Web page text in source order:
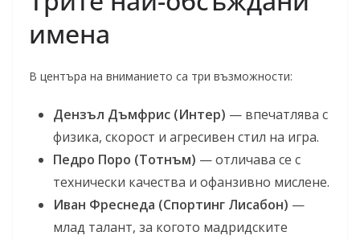
имена
В центъра на вниманието са три възможности:
Дензъл Дъмфрис (Интер) — впечатлява с
физика, скорост и агресивен стил на игра.
Педро Поро (Тотнъм) — отличава се с
технически качества и офанзивно мислене.
Иван Фреснеда (Спортинг Лисабон) —
млад талант, за когото мадридските